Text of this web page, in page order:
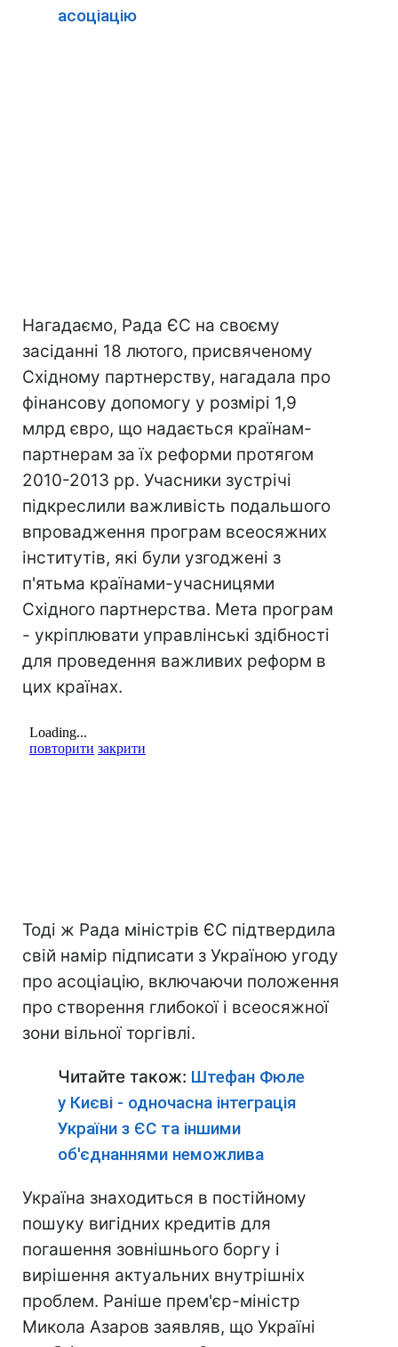
асоціацію
Нагадаємо, Рада ЄС на своєму
засіданні 18 лютого, присвяченому
Східному партнерству, нагадала про
фінансову допомогу у розмірі 1,9
млрд євро, що надається країнам-
партнерам за їх реформи протягом
2010-2013 рр. Учасники зустрічі
підкреслили важливість подальшого
впровадження програм всеосяжних
інститутів, які були узгоджені з
п'ятьма країнами-учасницями
Східного партнерства. Мета програм
- укріплювати управлінські здібності
для проведення важливих реформ в
цих країнах.
Тоді ж Рада міністрів ЄС підтвердила
свій намір підписати з Україною угоду
про асоціацію, включаючи положення
про створення глибокої і всеосяжної
зони вільної торгівлі.
Читайте також: Штефан Фюле
у Києві - одночасна інтеграція
України з ЄС та іншими
об'єднаннями неможлива
Україна знаходиться в постійному
пошуку вигідних кредитів для
погашення зовнішнього боргу і
вирішення актуальних внутрішніх
проблем. Раніше прем'єр-міністр
Микола Азаров заявляв, що Україні